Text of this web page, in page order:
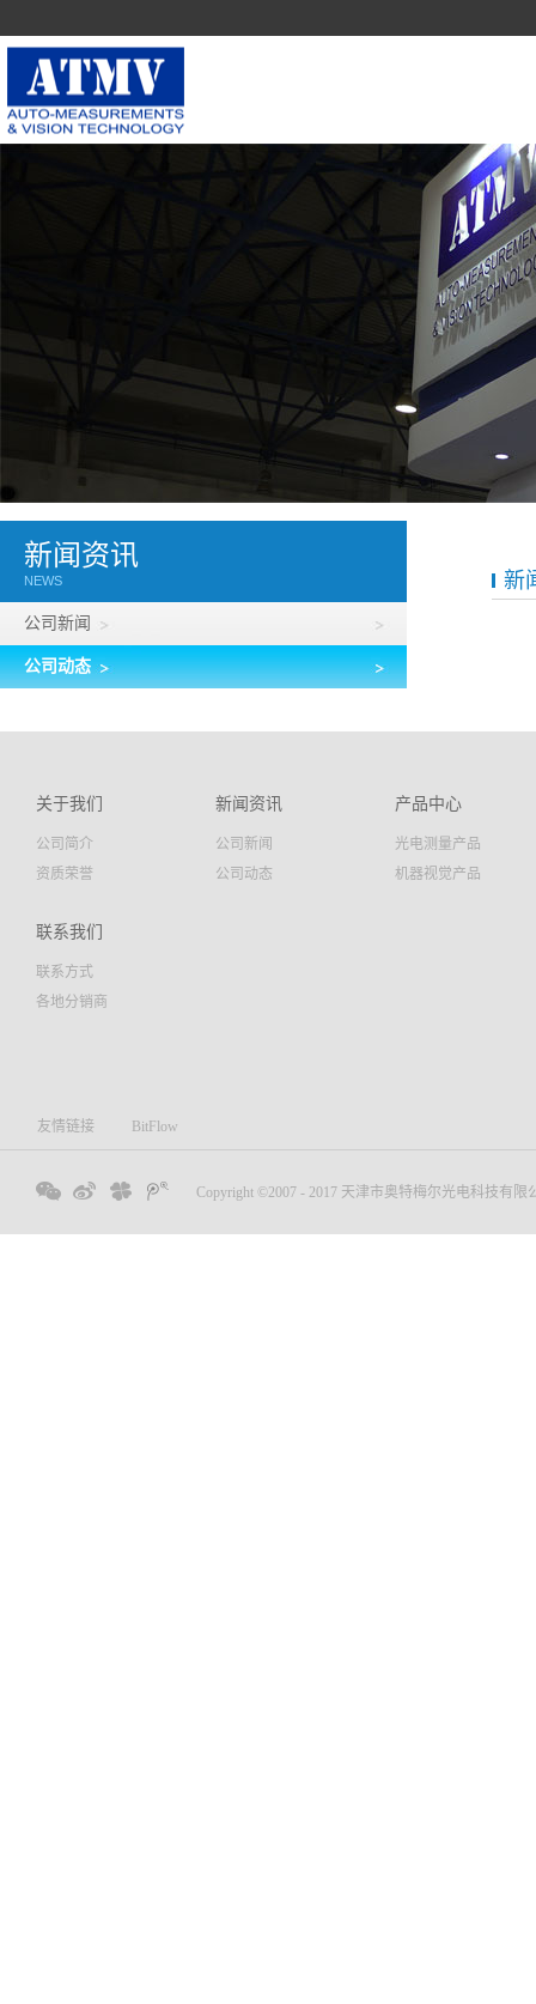
新闻资讯
NEWS
公司新闻
公司动态
新
关于我们
公司简介
资质荣誉
新闻资讯
公司新闻
公司动态
产品中心
光电测量产品
机器视觉产品
联系我们
联系方式
各地分销商
友情链接 BitFlow
Copyright ©2007 - 2017 天津市奥特梅尔光电科技有限